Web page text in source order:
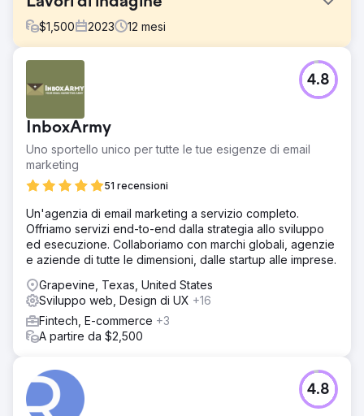
$1,500 2023 12 mesi
Il marketing e le segnalazioni tramite passaparola
avevano funzionato bene per attirare nuovi affari, ma non
erano sufficienti per aiutare Survey Works a espandersi.
C’erano diversi concorrenti esperti con molte recensioni
che stavano investendo attivamente nella SEO.
Soluzione
Il sito web è stato ricostruito in WordPress e i contenuti, le
sono stati ottimizzati. Abbiamo avviato un programma di
link building in corso che ha portato a posizionamenti
dominanti nelle mappe e nella ricerca organica.
L'aumento della visibilità dalle mappe e i miglioramenti del
ranking organico hanno comportato un aumento del
700% delle entrate in 1 anno.
InboxArmy
Uno sportello unico per tutte le tue esigenze di email
marketing
51 recensioni
4.8
Un'agenzia di email marketing a servizio completo.
Offriamo servizi end-to-end dalla strategia allo sviluppo
ed esecuzione. Collaboriamo con marchi globali, agenzie
e aziende di tutte le dimensioni, dalle startup alle imprese.
Grapevine, Texas, United States
Sviluppo web, Design di UX +16
Fintech, E-commerce +3
A partire da $2,500
4.8